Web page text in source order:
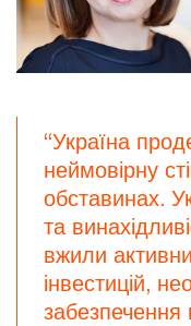
“Україна
неймовірну
обставинах.
та
вжили
інвестицій,
забезпечення